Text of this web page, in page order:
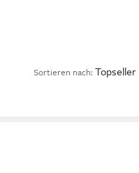
Sortieren nach: Topseller